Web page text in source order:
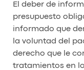
El deber de
presupuesto
informado que
la voluntad del
derecho que le
tratamientos en